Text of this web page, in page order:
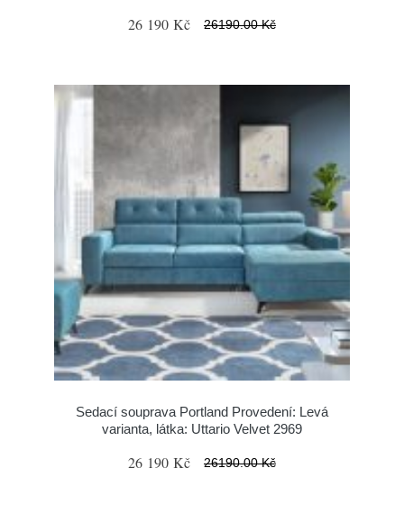
26 190 Kč 26190.00 Kč
Sedací souprava Portland Provedení: Levá
varianta, látka: Uttario Velvet 2969
26 190 Kč 26190.00 Kč